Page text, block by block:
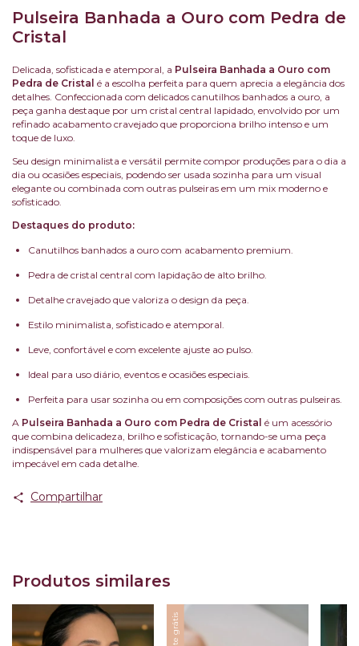
Pulseira Banhada a Ouro com Pedra de
Cristal
Delicada, sofisticada e atemporal, a Pulseira Banhada a Ouro com
Pedra de Cristal é a escolha perfeita para quem aprecia a elegância dos
detalhes. Confeccionada com delicados canutilhos banhados a ouro, a
peça ganha destaque por um cristal central lapidado, envolvido por um
refinado acabamento cravejado que proporciona brilho intenso e um
toque de luxo.
Seu design minimalista e versátil permite compor produções para o dia a
dia ou ocasiões especiais, podendo ser usada sozinha para um visual
elegante ou combinada com outras pulseiras em um mix moderno e
sofisticado.
Destaques do produto:
Canutilhos banhados a ouro com acabamento premium.
Pedra de cristal central com lapidação de alto brilho.
Detalhe cravejado que valoriza o design da peça.
Estilo minimalista, sofisticado e atemporal.
Leve, confortável e com excelente ajuste ao pulso.
Ideal para uso diário, eventos e ocasiões especiais.
Perfeita para usar sozinha ou em composições com outras pulseiras.
A Pulseira Banhada a Ouro com Pedra de Cristal é um acessório
que combina delicadeza, brilho e sofisticação, tornando-se uma peça
indispensável para mulheres que valorizam elegância e acabamento
impecável em cada detalhe.
Compartilhar
Produtos similares
Frete grátis